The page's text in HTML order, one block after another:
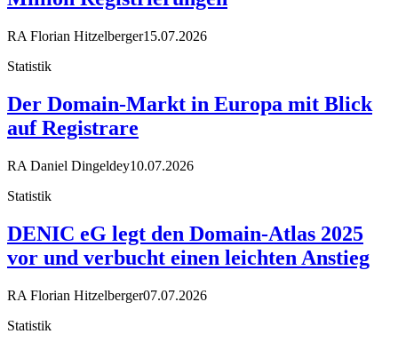
RA Florian Hitzelberger15.07.2026
Statistik
Der Domain-Markt in Europa mit Blick
auf Registrare
RA Daniel Dingeldey10.07.2026
Statistik
DENIC eG legt den Domain-Atlas 2025
vor und verbucht einen leichten Anstieg
RA Florian Hitzelberger07.07.2026
Statistik